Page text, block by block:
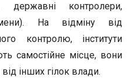
державні контролери,
На відміну від
контролю, інститути
самостійне місце, вони
інших гілок влади.